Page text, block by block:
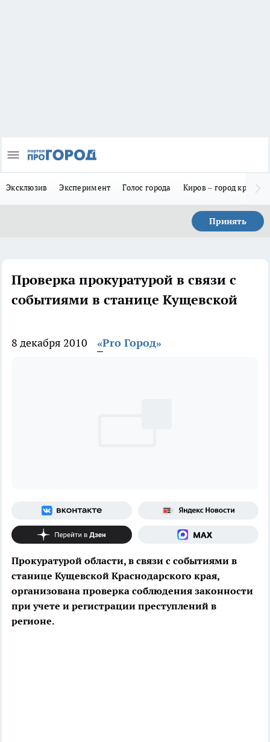
Эксклюзив Эксперимент Голос города Киров – город
Принять
Проверка прокуратурой в связи с
событиями в станице Кущевской
8 декабря 2010 «Pro Город»
Прокуратурой области, в связи с событиями в
станице Кущевской Краснодарского края,
организована проверка соблюдения законности
при учете и регистрации преступлений в
регионе.